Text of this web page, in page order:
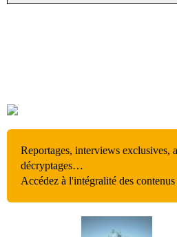
Reportages, interviews exclusives,
décryptages…
Accédez à l'intégralité des